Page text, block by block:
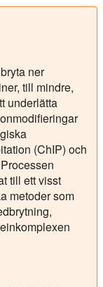
ner
till mindre,
underlätta
(ChIP) och
till ett visst
metoder som